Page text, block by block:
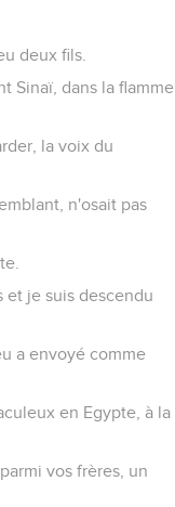
deux fils.
Sinaï, dans la flamme
la voix du
n'osait pas
et je suis descendu
a envoyé comme
en Egypte, à la
vos frères, un